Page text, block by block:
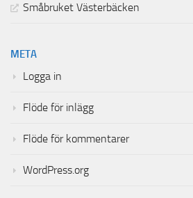
Småbruket Västerbäcken
META
Logga in
Flöde för inlägg
Flöde för kommentarer
WordPress.org